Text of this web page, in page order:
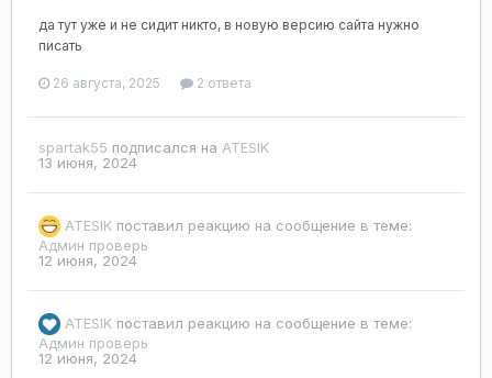
да тут уже и не сидит никто, в новую версию сайта нужно
писать
26 августа, 2025 2 ответа
spartak55 подписался на ATESIK
13 июня, 2024
ATESIK поставил реакцию на сообщение в теме:
Админ проверь
12 июня, 2024
ATESIK поставил реакцию на сообщение в теме:
Админ проверь
12 июня, 2024